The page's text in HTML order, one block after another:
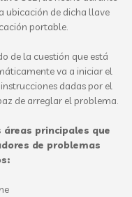
ubicación de dicha llave
portable.
de la cuestión que está
va a iniciar el
instrucciones dadas por el
de arreglar el problema.
áreas principales que
de problemas
: